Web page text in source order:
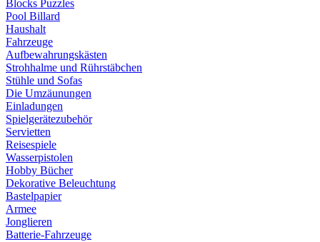
Blocks Puzzles
Pool Billard
Haushalt
Fahrzeuge
Aufbewahrungskästen
Strohhalme und Rührstäbchen
Stühle und Sofas
Die Umzäunungen
Einladungen
Spielgerätezubehör
Servietten
Reisespiele
Wasserpistolen
Hobby Bücher
Dekorative Beleuchtung
Bastelpapier
Armee
Jonglieren
Batterie-Fahrzeuge